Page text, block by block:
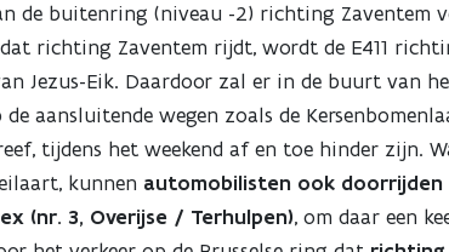
de buitenring (niveau -2) richting Zaventem
richting Zaventem rijdt, wordt de E411
Jezus-Eik. Daardoor zal er in de buurt van
aansluitende wegen zoals de
tijdens het weekend af en toe hinder zijn.
kunnen automobilisten ook
(nr. 3, Overijse / Terhulpen), om daar een